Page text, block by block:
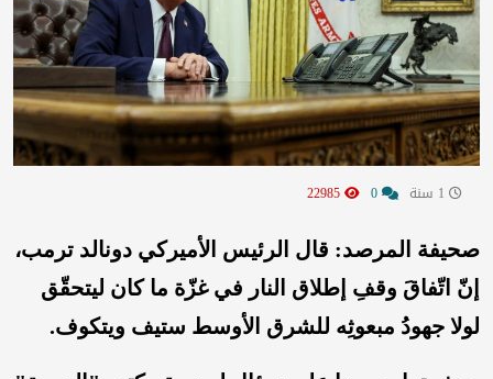
صحيفة المرصد: قال الرئيس الأميركي دونالد ترمب،
إنّ اتّفاقَ وقفِ إطلاق النار في غزّة ما كان ليتحقّق
لولا جهودُ مبعوثِه للشرق الأوسط ستيف ويتكوف.